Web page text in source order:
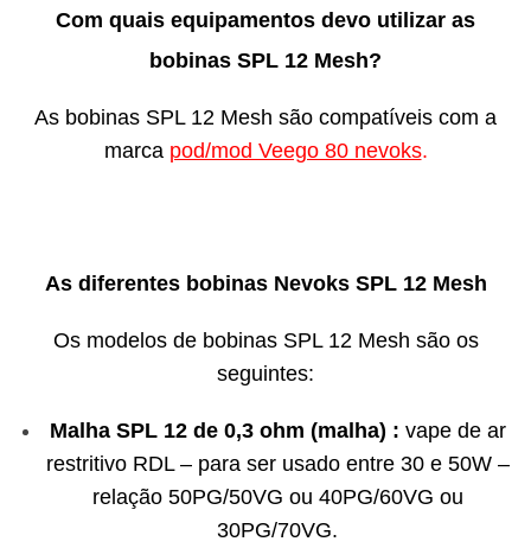
Com quais equipamentos devo utilizar as
bobinas SPL 12 Mesh?
As bobinas SPL 12 Mesh são compatíveis com a
marca pod/mod Veego 80 nevoks.
As diferentes bobinas Nevoks SPL 12 Mesh
Os modelos de bobinas SPL 12 Mesh são os
seguintes:
Malha SPL 12 de 0,3 ohm (malha) : vape de ar
restritivo RDL – para ser usado entre 30 e 50W –
relação 50PG/50VG ou 40PG/60VG ou
30PG/70VG.